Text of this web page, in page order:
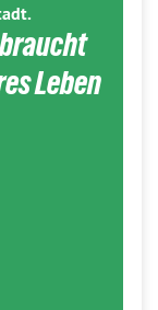
Leben